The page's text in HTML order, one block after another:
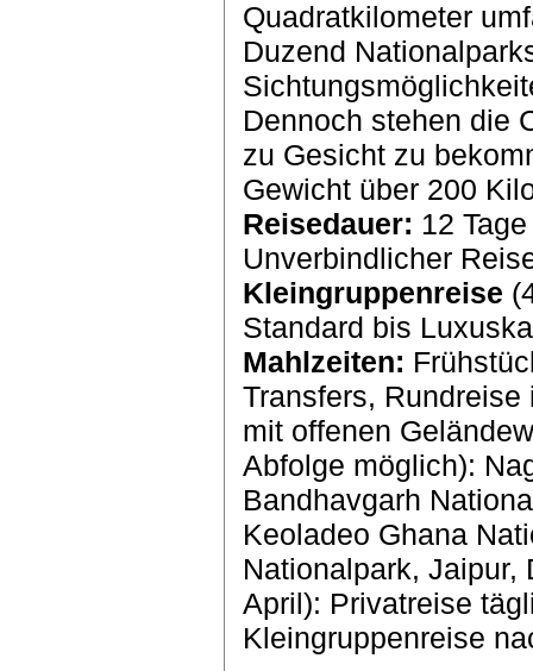
Quadratkilometer
Duzend
Dennoch stehen die
zu Gesicht zu
Gewicht über 200
Reisedauer: 12
Unverbindlicher
Kleingruppenreise
Standard bis
Mahlzeiten:
Transfers,
mit offenen
Abfolge möglich):
Bandhavgarh
Keoladeo Ghana
Nationalpark, Jaipur,
April): Privatreise
Kleingruppenreise